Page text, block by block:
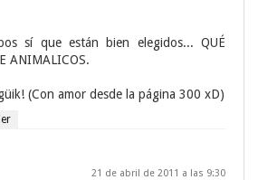
sí que están bien elegidos... QUÉ
ANIMALICOS.
(Con amor desde la página 300 xD)
21 de abril de 2011 a las 9:30